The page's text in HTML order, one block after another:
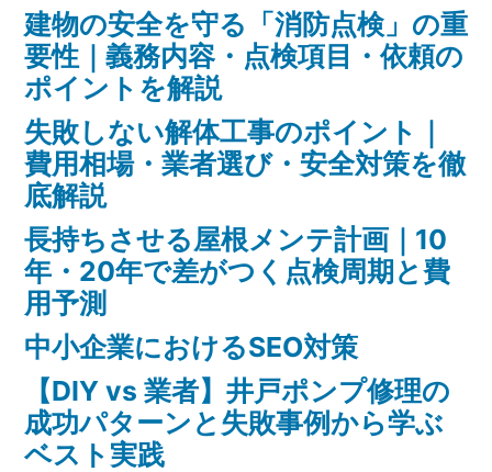
き
た
い
SEO
対
策
の
基
本”
の
SEO
対
の
基
本)
建物の安全を守る「消防点検」の重
要性｜義務内容・点検項目・依頼の
ポイントを解説
失敗しない解体工事のポイント｜
費用相場・業者選び・安全対策を徹
底解説
長持ちさせる屋根メンテ計画｜10
年・20年で差がつく点検周期と費
用予測
中小企業におけるSEO対策
【DIY vs 業者】井戸ポンプ修理の
成功パターンと失敗事例から学ぶ
ベスト実践